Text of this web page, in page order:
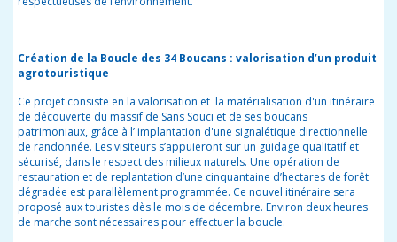
Création de la Boucle des 34 Boucans : valorisation d’un produit
agrotouristique
Ce projet consiste en la valorisation et la matérialisation d'un itinéraire
de découverte du massif de Sans Souci et de ses boucans
patrimoniaux, grâce à l’'implantation d'une signalétique directionnelle
de randonnée. Les visiteurs s’appuieront sur un guidage qualitatif et
sécurisé, dans le respect des milieux naturels. Une opération de
restauration et de replantation d’une cinquantaine d’hectares de forêt
dégradée est parallèlement programmée. Ce nouvel itinéraire sera
proposé aux touristes dès le mois de décembre. Environ deux heures
de marche sont nécessaires pour effectuer la boucle.